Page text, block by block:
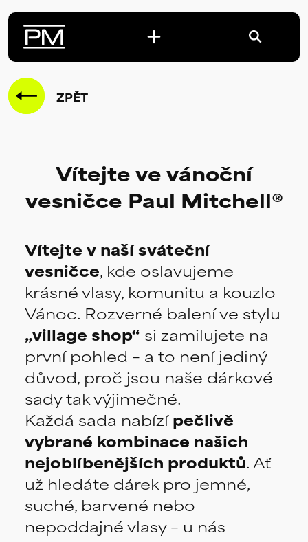
ZPĚT
Vítejte ve vánoční
vesničce Paul Mitchell®
Vítejte v naší sváteční
vesničce, kde oslavujeme
krásné vlasy, komunitu a kouzlo
Vánoc. Rozverné balení ve stylu
„village shop“ si zamilujete na
první pohled – a to není jediný
důvod, proč jsou naše dárkové
sady tak výjimečné.
Každá sada nabízí pečlivě
vybrané kombinace našich
nejoblíbenějších produktů. Ať
už hledáte dárek pro jemné,
suché, barvené nebo
nepoddajné vlasy – u nás